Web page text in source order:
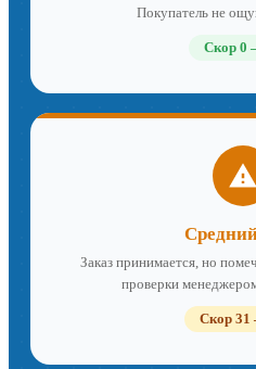
Покупатель не
Скор 0
Заказ принимается, но
проверки
Скор 31